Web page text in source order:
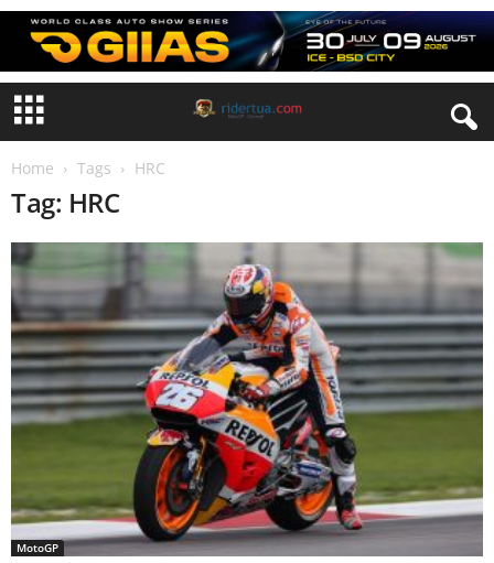
Home Tags HRC
Tag: HRC
MotoGP